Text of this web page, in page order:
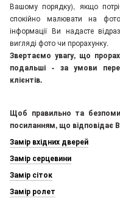
Вашому порядку), якщо
спокійно малювати на
інформації Ви надасте
вигляді фото чи прорахунку.
Звертаємо увагу, що
подальші - за умови
клієнтів.
Щоб правильно та
посиланням, що відповідає
Замір вхідних дверей
Замір серцевини
Замір сіток
Замір ролет